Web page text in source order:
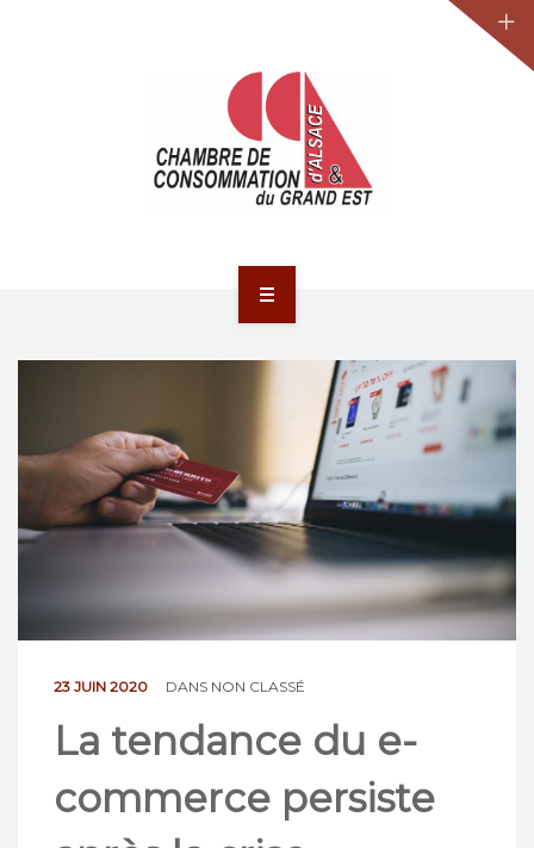
JURIDIQUE
LA CCA-GE
CONTACT
23 JUIN 2020 DANS NON CLASSÉ
La tendance du e-
commerce persiste